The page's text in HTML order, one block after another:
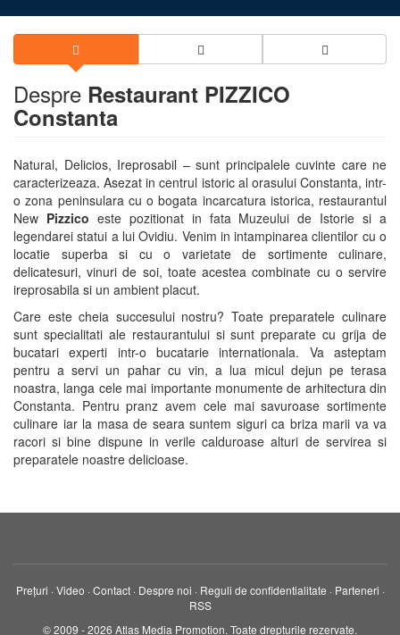
Despre Restaurant PIZZICO
Constanta
Natural, Delicios, Ireprosabil – sunt principalele cuvinte care ne
caracterizeaza. Asezat in centrul istoric al orasului Constanta, intr-
o zona peninsulara cu o bogata incarcatura istorica, restaurantul
New Pizzico este pozitionat in fata Muzeului de Istorie si a
legendarei statui a lui Ovidiu. Venim in intampinarea clientilor cu o
locatie superba si cu o varietate de sortimente culinare,
delicatesuri, vinuri de soi, toate acestea combinate cu o servire
ireprosabila si un ambient placut.
Care este cheia succesului nostru? Toate preparatele culinare
sunt specialitati ale restaurantului si sunt preparate cu grija de
bucatari experti intr-o bucatarie internationala. Va asteptam
pentru a servi un pahar cu vin, a lua micul dejun pe terasa
noastra, langa cele mai importante monumente de arhitectura din
Constanta. Pentru pranz avem cele mai savuroase sortimente
culinare iar la masa de seara suntem siguri ca briza marii va va
racori si bine dispune in verile calduroase alturi de servirea si
preparatele noastre delicioase.
Prețuri ·Video ·Contact· Despre noi · Reguli de confidentialitate · Parteneri ·
RSS
© 2009 - 2026 Atlas Media Promotion. Toate drepturile rezervate.